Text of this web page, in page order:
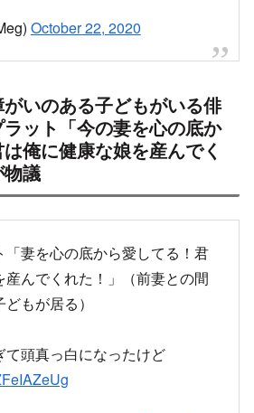
October 22, 2020
いのある子どもがいる俳
ット「今の妻を心の底か
俺に健康な娘を産んでく
議
「妻を心の底から愛してる！君
産んでくれた！」（前妻との間
もが居る）
て頭真っ白になったけど